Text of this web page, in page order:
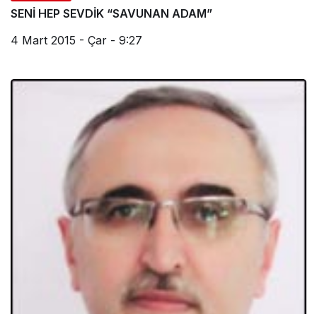
SENİ HEP SEVDİK “SAVUNAN ADAM”
4 Mart 2015 - Çar - 9:27